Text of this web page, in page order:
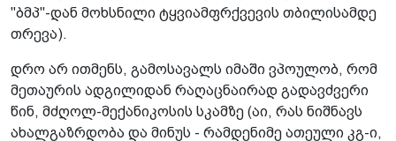
"ბმპ"-დან მოხსნილი ტყვიამფრქვევის თბილისამდე
თრევა).
დრო არ ითმენს, გამოსავალს იმაში ვპოულობ, რომ
მეთაურის ადგილიდან რაღაცნაირად გადავძვერი
წინ, მძღოლ-მექანიკოსის სკამზე (აი, რას ნიშნავს
ახალგაზრდობა და მინუს - რამდენიმე ათეული კგ-ი,